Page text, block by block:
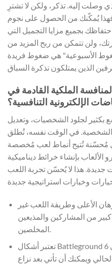
وصلت إليه. تذكر، ولكن لا تشترِ
يُمكّنك من الحصول على نجوم
بجميع مزايا التجميل التي
ولن تتمكن من ربح المزيد من
الأسبوعية" هي ضغوط فريدة
الملكية القادمة في
الإلكترونية التنافسية؟
بكثير لجلود الشخصيات، وتعديل
الشخصية. في الوقت نفسه، تُطلق
مُحسّنة تُتيح أنماط لعب مُخصصة
الألعاب بإنشاء خرائط ديناميكية
جديدة. هذا لا يُحسّن تجربة اللعب
الأعلى وطريقة اللعب غير
من المشاركين والمذيعين
تعتبر أشكال Battleground 6 نادرة، ومع ذلك، فإننا نعلم على
ويمكنك أن تأتي بعد نزاع